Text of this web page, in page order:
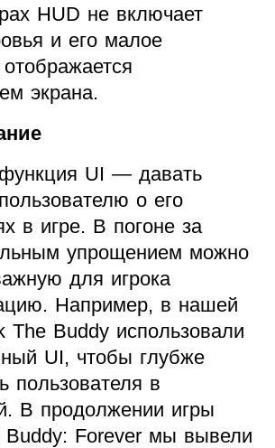
HUD не включает
и его малое
экрана.
UI — давать
о его
в игре. В погоне за
упрощением можно
для игрока
Например, в нашей
The Buddy использовали
UI, чтобы глубже
пользователя в
В продолжении игры
Buddy: Forever мы вывели